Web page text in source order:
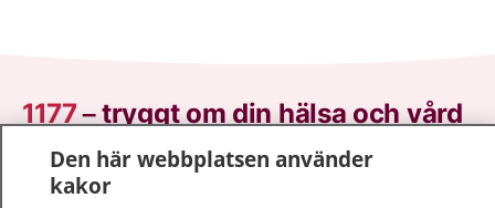
1177–tryggt om din hälsa och vård
På 1177.se får du råd om hälsa och information om
sjukdomar och vilka mottagningar du kan kontakta.
Den här webbplatsen använder
kakor